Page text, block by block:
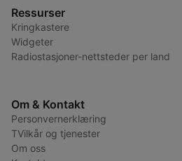
Ressurser
Kringkastere
Widgeter
Radiostasjoner-nettsteder per land
Om & Kontakt
Personvernerklæring
TVilkår og tjenester
Om oss